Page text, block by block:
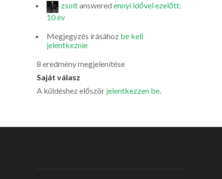
zsoltanswered ennyi idővel ezelőtt:
10 év
Megjegyzés írásához be kell
jelentkeznie
8 eredmény megjelenítése
Saját válasz
A küldéshez először jelentkezzen be.